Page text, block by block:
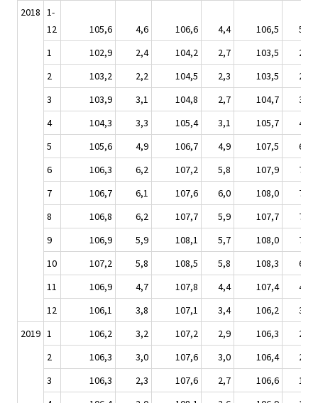
2018 1-
12
105,6 4,6 106,6 4,4 106,5
5,3
1
102,9 2,4 104,2 2,7 103,5
2,9
2
103,2 2,2 104,5 2,3 103,5
2,3
3
103,9 3,1 104,8 2,7 104,7
3,7
4
104,3 3,3 105,4 3,1 105,7
4,0
5
105,6 4,9 106,7 4,9 107,5
6,5
6
106,3 6,2 107,2 5,8 107,9
7,9
7
106,7 6,1 107,6 6,0 108,0
7,7
8
106,8 6,2 107,7 5,9 107,7
7,5
9
106,9 5,9 108,1 5,7 108,0
7,0
10
107,2 5,8 108,5 5,8 108,3
6,4
11
106,9 4,7 107,8 4,4 107,4
4,5
12
106,1 3,8 107,1 3,4 106,2
3,4
2019 1 106,2 3,2 107,2 2,9 106,3
2,7
2
106,3 3,0 107,6 3,0 106,4
2,7
3
106,3 2,3 107,6 2,7 106,6
1,8